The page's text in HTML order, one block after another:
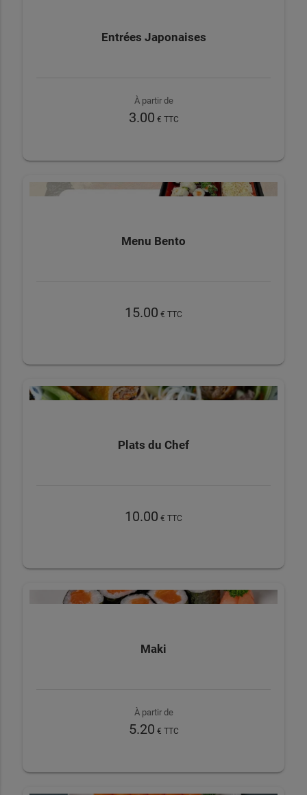
Entrées Japonaises
À partir de
3.00 € TTC
Menu Bento
15.00 € TTC
Plats du Chef
10.00 € TTC
Maki
À partir de
5.20 € TTC